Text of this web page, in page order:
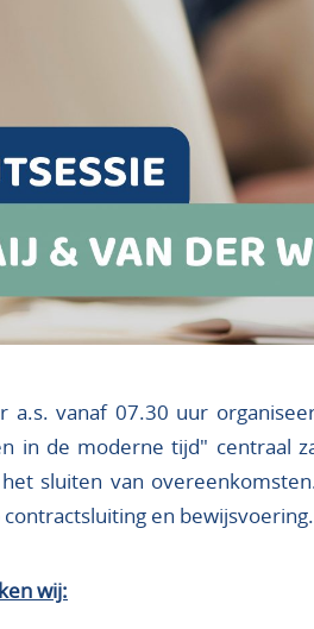
a.s. vanaf 07.30 uur
in de moderne tijd" centraal
sluiten van
en bewijsvoering.
wij: